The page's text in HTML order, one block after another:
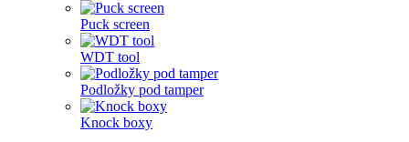
Puck screen
WDT tool
Podložky pod tamper
Knock boxy